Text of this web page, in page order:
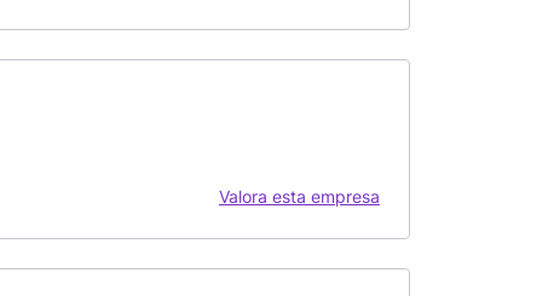
Valora esta empresa